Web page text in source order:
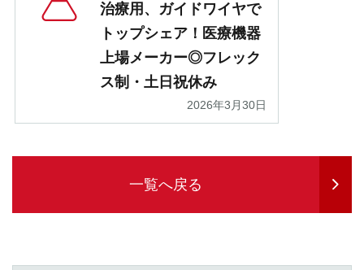
治療用、ガイドワイヤで
トップシェア！医療機器
上場メーカー◎フレック
ス制・土日祝休み
2026年3月30日
一覧へ戻る